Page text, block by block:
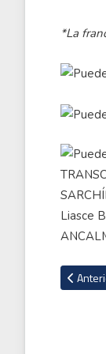
*La
Artículo